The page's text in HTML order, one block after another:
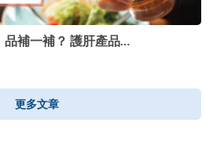
補一補？ 護肝產品…
更多文章